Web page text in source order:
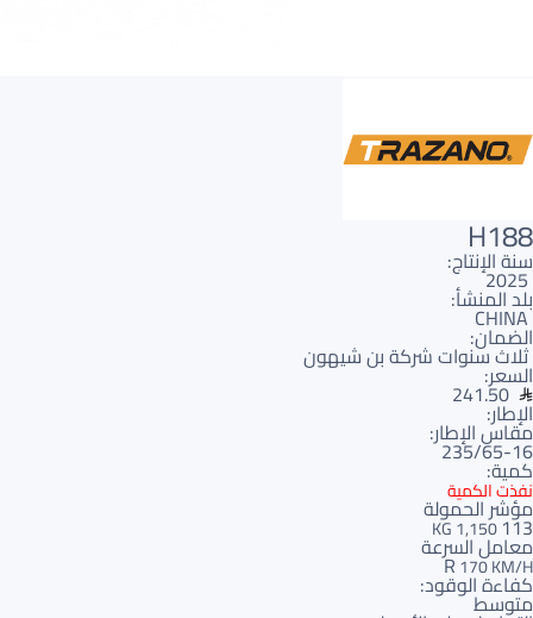
H188
سنة الإنتاج:
2025
بلد المنشأ:
CHINA
الضمان:
ثلاث سنوات شركة بن شيهون
السعر:
241.50
الإطار:
مقاس الإطار:
235/65-16
كمية:
نفذت الكمية
مؤشر الحمولة
113
1,150 KG
معامل السرعة
R170 KM/H
كفاءة الوقود:
متوسط